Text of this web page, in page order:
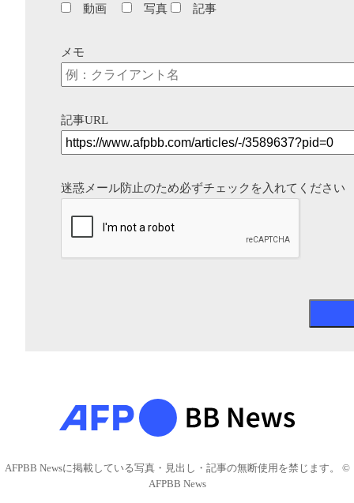
動画
写真 記事
メモ
記事URL
迷惑メール防止のため必ずチェックを入れてください
AFPBB Newsに掲載している写真・見出し・記事の無断使用を禁じます。 ©
AFPBB News